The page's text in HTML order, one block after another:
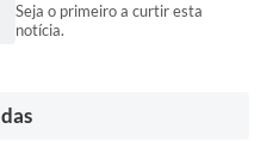
Seja o primeiro a curtir esta
notícia.